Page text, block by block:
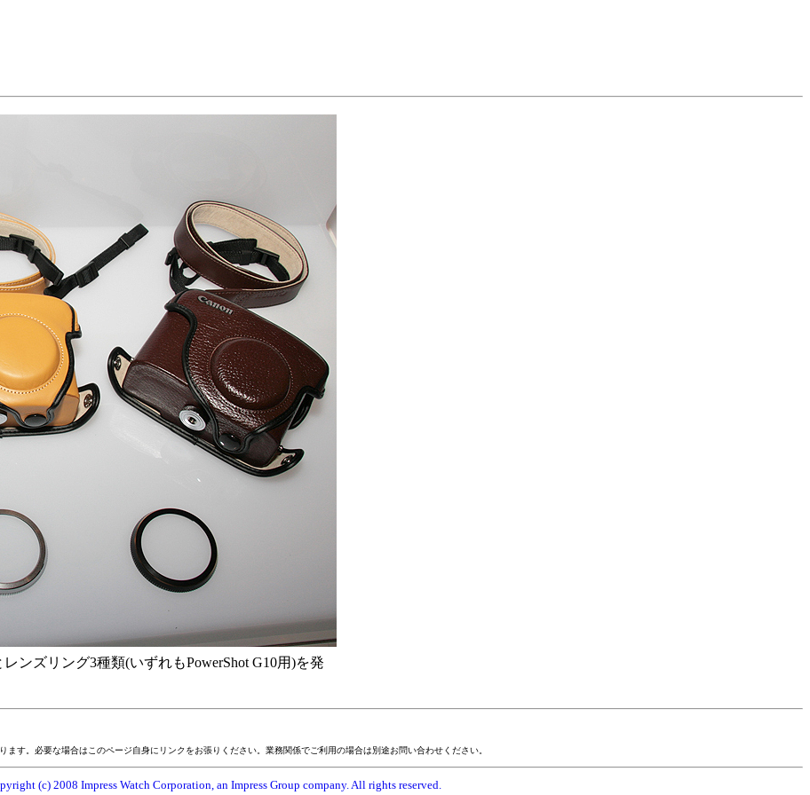
ンズリング3種類(いずれもPowerShot G10用)を発
す。必要な場合はこのページ自身にリンクをお張りください。業務関係でご利用の場合は別途お問い合わせください。
(c) 2008 Impress Watch Corporation, an Impress Group company. All rights reserved.